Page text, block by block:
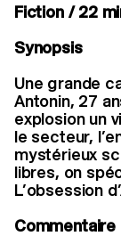
Fiction / 22
Synopsis
Une grande
Antonin, 27
explosion un
le secteur,
mystérieux
libres, on
L’obsession
Commentaire